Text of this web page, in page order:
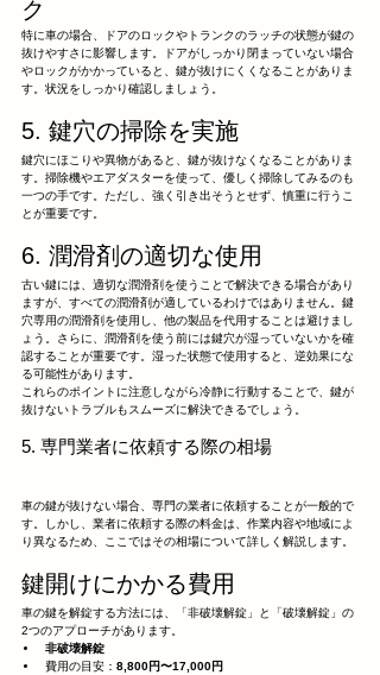
ク
特に車の場合、ドアのロックやトランクのラッチの状態が鍵の
抜けやすさに影響します。ドアがしっかり閉まっていない場合
やロックがかかっていると、鍵が抜けにくくなることがありま
す。状況をしっかり確認しましょう。
5. 鍵穴の掃除を実施
鍵穴にほこりや異物があると、鍵が抜けなくなることがありま
す。掃除機やエアダスターを使って、優しく掃除してみるのも
一つの手です。ただし、強く引き出そうとせず、慎重に行うこ
とが重要です。
6. 潤滑剤の適切な使用
古い鍵には、適切な潤滑剤を使うことで解決できる場合があり
ますが、すべての潤滑剤が適しているわけではありません。鍵
穴専用の潤滑剤を使用し、他の製品を代用することは避けまし
ょう。さらに、潤滑剤を使う前には鍵穴が湿っていないかを確
認することが重要です。湿った状態で使用すると、逆効果にな
る可能性があります。
これらのポイントに注意しながら冷静に行動することで、鍵が
抜けないトラブルもスムーズに解決できるでしょう。
5. 専門業者に依頼する際の相場
車の鍵が抜けない場合、専門の業者に依頼することが一般的で
す。しかし、業者に依頼する際の料金は、作業内容や地域によ
り異なるため、ここではその相場について詳しく解説します。
鍵開けにかかる費用
車の鍵を解錠する方法には、「非破壊解錠」と「破壊解錠」の
2つのアプローチがあります。
非破壊解錠
費用の目安： 8,800円〜17,000円